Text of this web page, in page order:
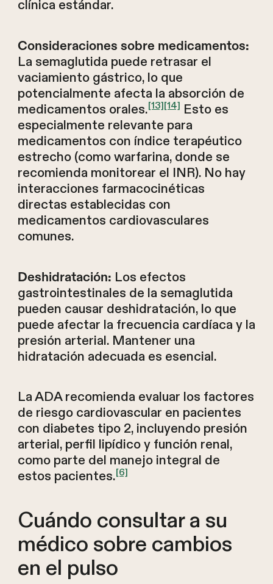
clínica estándar.
Consideraciones sobre medicamentos:
La semaglutida puede retrasar el
vaciamiento gástrico, lo que
potencialmente afecta la absorción de
medicamentos orales.[13][14] Esto es
especialmente relevante para
medicamentos con índice terapéutico
estrecho (como warfarina, donde se
recomienda monitorear el INR). No hay
interacciones farmacocinéticas
directas establecidas con
medicamentos cardiovasculares
comunes.
Deshidratación: Los efectos
gastrointestinales de la semaglutida
pueden causar deshidratación, lo que
puede afectar la frecuencia cardíaca y la
presión arterial. Mantener una
hidratación adecuada es esencial.
La ADA recomienda evaluar los factores
de riesgo cardiovascular en pacientes
con diabetes tipo 2, incluyendo presión
arterial, perfil lipídico y función renal,
como parte del manejo integral de
estos pacientes.[6]
Cuándo consultar a su
médico sobre cambios
en el pulso